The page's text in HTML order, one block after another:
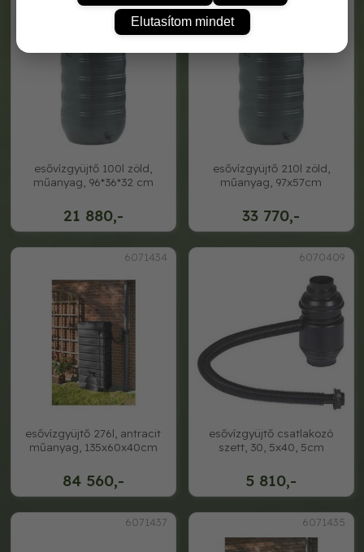
21 880,-
esővízgyüjtő 100l zöld,
műanyag, 96*36*32 cm
33 770,-
esővízgyüjtő 210l zöld,
műanyag, 97x57cm
6071434
84 560,-
esővízgyüjtő 276l, antracit
műanyag, 135x60x40cm
6070409
5 810,-
esővízgyüjtő csatlakozó
szett, 30, 5x40, 5cm
6071437 6071435
Elutasítom mindet